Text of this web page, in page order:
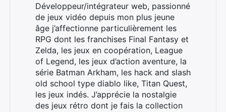
Développeur/intégrateur web, passionné
de jeux vidéo depuis mon plus jeune
âge j’affectionne particulièrement les
RPG dont les franchises Final Fantasy et
Zelda, les jeux en coopération, League
of Legend, les jeux d’action aventure, la
série Batman Arkham, les hack and slash
old school type diablo like, Titan Quest,
les jeux indés. J’apprécie la nostalgie
des jeux rétro dont je fais la collection